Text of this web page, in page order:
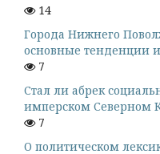
14
Города Нижнего
основные тенденции
7
Стал ли абрек
имперском Северном
7
О политическом